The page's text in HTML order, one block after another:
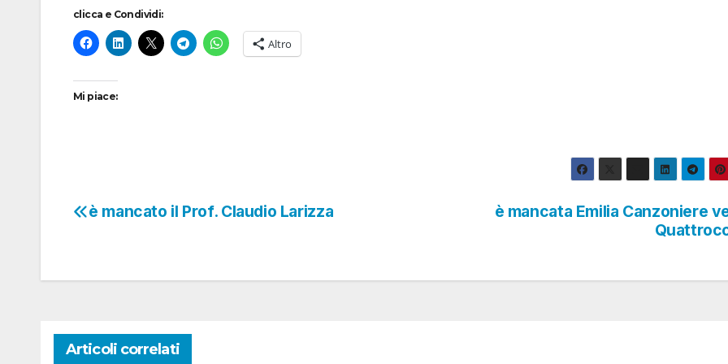
clicca e Condividi:
Altro
Mi piace:
Navigazione
è mancata Emilia Canzoniere
è mancato il Prof. Claudio Larizza
Articoli correlati